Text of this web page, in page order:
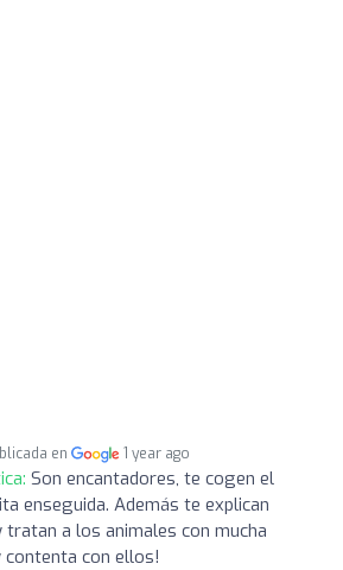
en 1 year ago
Son encantadores, te cogen el
enseguida. Además te explican
a los animales con mucha
con ellos!